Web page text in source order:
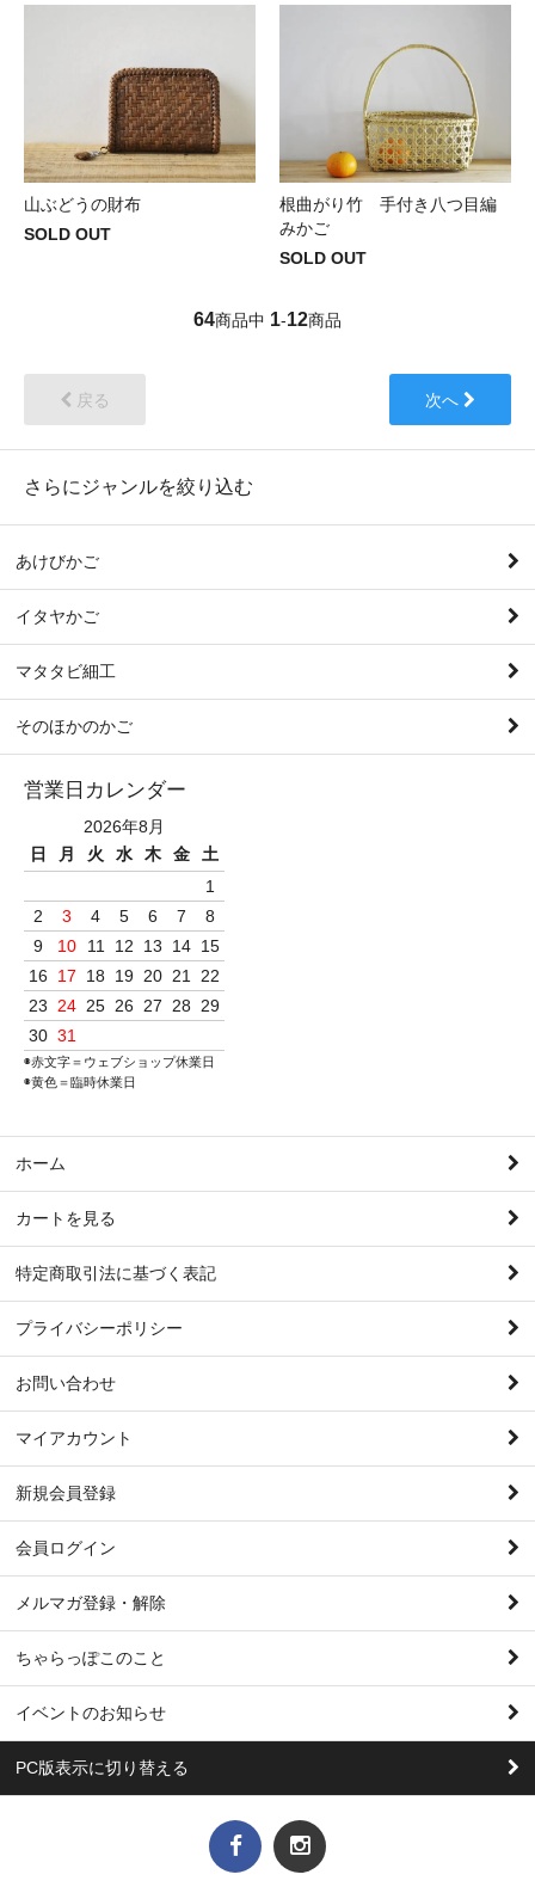
山ぶどうの財布
SOLD OUT
根曲がり竹 手付き八つ目編
みかご
SOLD OUT
64商品中 1-12商品
戻る 次へ
さらにジャンルを絞り込む
あけびかご
イタヤかご
マタタビ細工
そのほかのかご
営業日カレンダー
2026年8月
日
月 火 水 木 金
土
1
2
3 4 5 6 7
8
9
10 11 12 13 14 15
16
17 18 19 20 21
22
23
24 25 26 27 28
29
30 31
◉赤文字＝ウェブショップ休業日
◉黄色＝臨時休業日
ホーム
カートを見る
特定商取引法に基づく表記
プライバシーポリシー
お問い合わせ
マイアカウント
新規会員登録
会員ログイン
メルマガ登録・解除
ちゃらっぽこのこと
イベントのお知らせ
PC版表示に切り替える